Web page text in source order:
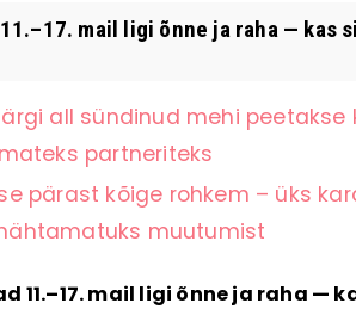
mail ligi õnne ja raha — kas
all sündinud mehi peetakse
partneriteks
pärast kõige rohkem – üks
muutumist
mail ligi õnne ja raha —